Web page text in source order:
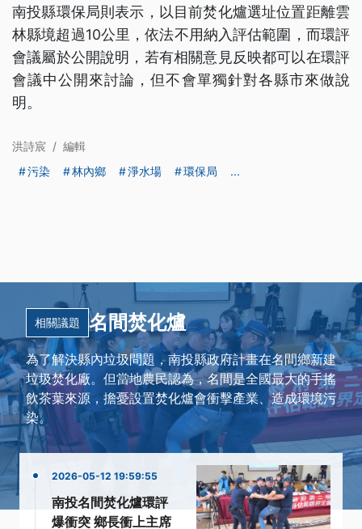
南投縣環保局則表示，以目前焚化爐選址位置距離雲
林縣境超過10公里，依法不用納入評估範圍，而環評
會議屬於公開說明，若有相關意見反映都可以在環評
會議中公開來討論，但不會單獨針對各縣市來做說
明。
洪詩宸 / 編輯
污染
林內鄉 淨水場 環保局 ...
相關議題 名間焚化爐
為了解決縣內垃圾問題，南投縣政府計畫在名間鄉新建
垃圾焚化廠。但當地農民認為，名間是全國最大的手搖
飲茶葉來源，擔憂設置焚化爐會衝擊產業、造成環境污
染。
2026-05-12 19:59:55
南投名間焚化爐環評
爆衝突 鄉長衝上主席